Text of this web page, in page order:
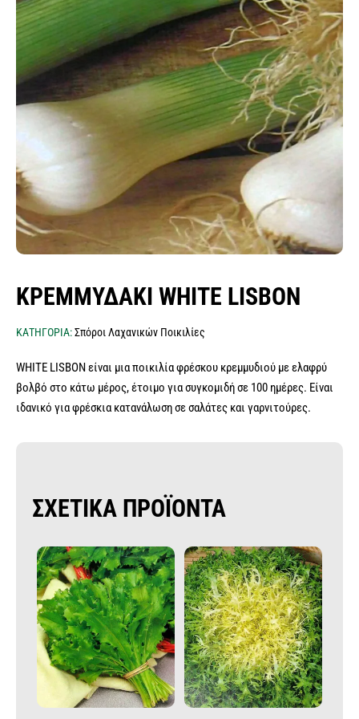
ποικιλιών λαχανικών
σπόροι αρωματικών & βότανα
σπόροι βιομηχανίας τροφίμων
κοκκάρι σποράς
σκόρδο σποράς
σπόροι δημητριακών
πατατόσπορος
σπόροι baby leaf μicro green εdible flowers
σπόροι λειμώνες - μίγματα
ΚΡΕΜΜΎΔΑΚΙ WHITE LISBON
ΚΑΤΗΓΟΡΙΑ:Σπόροι Λαχανικών Ποικιλίες
WHITE LISBON είναι μια ποικιλία φρέσκου κρεμμυδιού με ελαφρύ
βολβό στο κάτω μέρος, έτοιμο για συγκομιδή σε 100 ημέρες. Είναι
ιδανικό για φρέσκια κατανάλωση σε σαλάτες και γαρνιτούρες.
ΣΧΕΤΙΚΑ ΠΡΟΪΟΝΤΑ